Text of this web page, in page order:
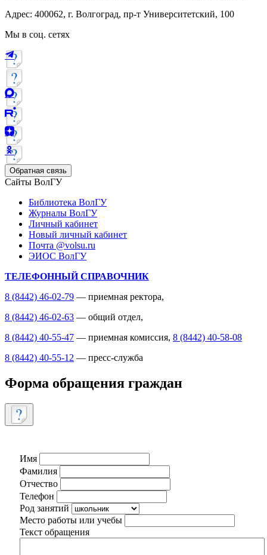
Адрес: 400062, г. Волгоград, пр-т Университетский, 100
Мы в соц. сетях
Обратная связь
Сайты ВолГУ
Библиотека ВолГУ
Журналы ВолГУ
Личный кабинет
Новый личный кабинет
Почта @volsu.ru
ЭИОС ВолГУ
ТЕЛЕФОННЫЙ СПРАВОЧНИК
8 (8442) 46-02-79 — приемная ректора,
8 (8442) 46-02-63 — общий отдел,
8 (8442) 40-55-47 — приемная комиссия, 8 (8442) 40-58-08
8 (8442) 40-55-12 — пресс-служба
Форма обращения граждан
Имя
Фамилия
Отчество
Телефон
Род занятий
Место работы или учебы
Текст обращения